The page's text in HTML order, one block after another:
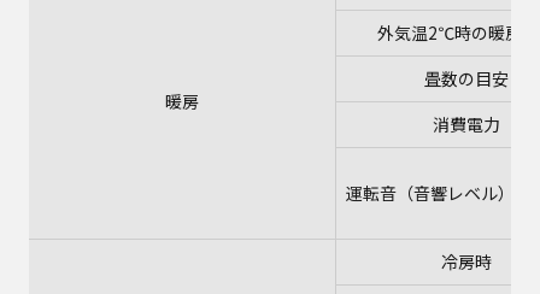
暖房
外気温2℃時の暖房
畳数の目安
消費電力
運転音（音響レベル）
冷房時